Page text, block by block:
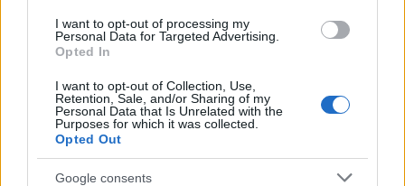
I want to opt-out of processing my
Personal Data for Targeted Advertising.
Opted In
I want to opt-out of Collection, Use,
Retention, Sale, and/or Sharing of my
Personal Data that Is Unrelated with the
Purposes for which it was collected.
Opted Out
Google consents
Η «Πελοπόννησος» και το pelop.gr σε
ανοιχτή γραμμή με τον Πολίτη
Η φωνή σου έχει δύναμη – στείλε παράπονα,
καταγγελίες ή ιδέες για τη γειτονιά σου.